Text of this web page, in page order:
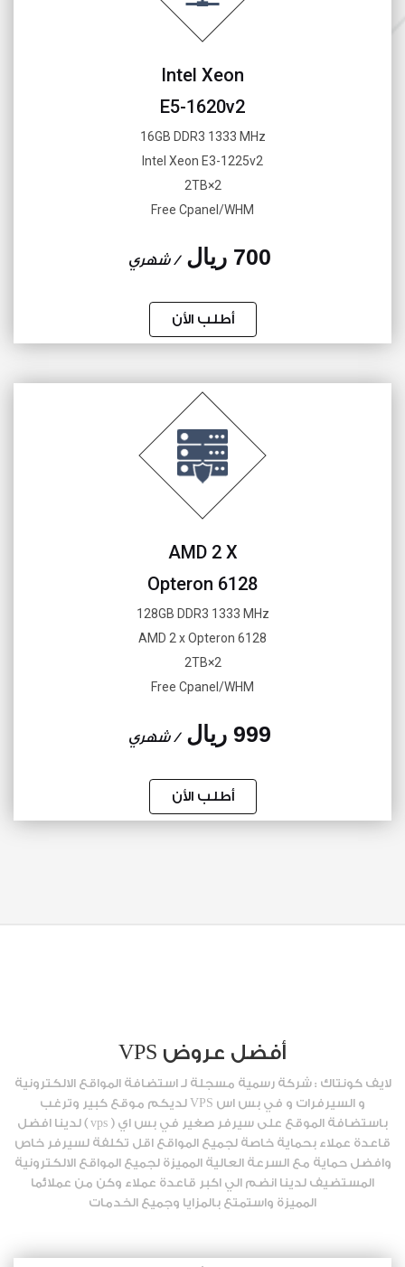
Intel Xeon
E5-1620v2
16GB DDR3 1333 MHz
Intel Xeon E3-1225v2
2×2TB
Free Cpanel/WHM
700 ريال / شهري
أطلب الأن
AMD 2 X
Opteron 6128
128GB DDR3 1333 MHz
AMD 2 x Opteron 6128
2×2TB
Free Cpanel/WHM
999 ريال / شهري
أطلب الأن
أفضل عروض VPS
لايف كونتاك : شركة رسمية مسجلة لـ استضافة المواقع الالكترونية
و السيرفرات و في بس اس VPS لديكم موقع كبير وترغب
باستضافة الموقع على سيرفر صغير في بس اي ( vps ) لدينا افضل
قاعدة عملاء بحماية خاصة لجميع المواقع اقل تكلفة لسيرفر خاص
وافضل حماية مع السرعة العالية المميزة لجميع المواقع الالكترونية
المستضيف لدينا انضم الي اكبر قاعدة عملاء وكن من عملائما
المميزة واستمتع بالمزايا وجميع الخدمات